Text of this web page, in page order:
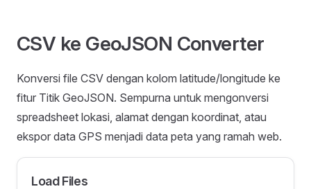
CSV ke GeoJSON Converter
Konversi file CSV dengan kolom latitude/longitude ke
fitur Titik GeoJSON. Sempurna untuk mengonversi
spreadsheet lokasi, alamat dengan koordinat, atau
ekspor data GPS menjadi data peta yang ramah web.
Load Files